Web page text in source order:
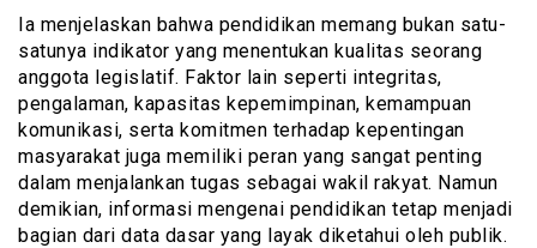
Ia menjelaskan bahwa pendidikan memang bukan satu-
satunya indikator yang menentukan kualitas seorang
anggota legislatif. Faktor lain seperti integritas,
pengalaman, kapasitas kepemimpinan, kemampuan
komunikasi, serta komitmen terhadap kepentingan
masyarakat juga memiliki peran yang sangat penting
dalam menjalankan tugas sebagai wakil rakyat. Namun
demikian, informasi mengenai pendidikan tetap menjadi
bagian dari data dasar yang layak diketahui oleh publik.